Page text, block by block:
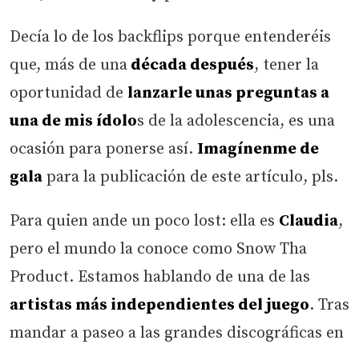
Decía lo de los backflips porque entenderéis
que, más de una década después, tener la
oportunidad de lanzarle unas preguntas a
una de mis ídolos de la adolescencia, es una
ocasión para ponerse así. Imagínenme de
gala para la publicación de este artículo, pls.
Para quien ande un poco lost: ella es Claudia,
pero el mundo la conoce como Snow Tha
Product. Estamos hablando de una de las
artistas más independientes del juego. Tras
mandar a paseo a las grandes discográficas en